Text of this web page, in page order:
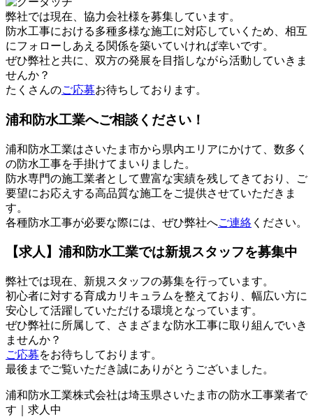
弊社では現在、協力会社様を募集しています。
防水工事における多種多様な施工に対応していくため、相互
にフォローしあえる関係を築いていければ幸いです。
ぜひ弊社と共に、双方の発展を目指しながら活動していきま
せんか？
たくさんのご応募お待ちしております。
浦和防水工業へご相談ください！
浦和防水工業はさいたま市から県内エリアにかけて、数多く
の防水工事を手掛けてまいりました。
防水専門の施工業者として豊富な実績を残してきており、ご
要望にお応えする高品質な施工をご提供させていただきま
す。
各種防水工事が必要な際には、ぜひ弊社へご連絡 ください。
【求人】浦和防水工業では新規スタッフを募集中
弊社では現在、新規スタッフの募集を行っています。
初心者に対する育成カリキュラムを整えており、幅広い方に
安心して活躍していただける環境となっています。
ぜひ弊社に所属して、さまざまな防水工事に取り組んでいき
ませんか？
ご応募をお待ちしております。
最後までご覧いただき誠にありがとうございました。
浦和防水工業株式会社は埼玉県さいたま市の防水工事業者で
す｜求人中